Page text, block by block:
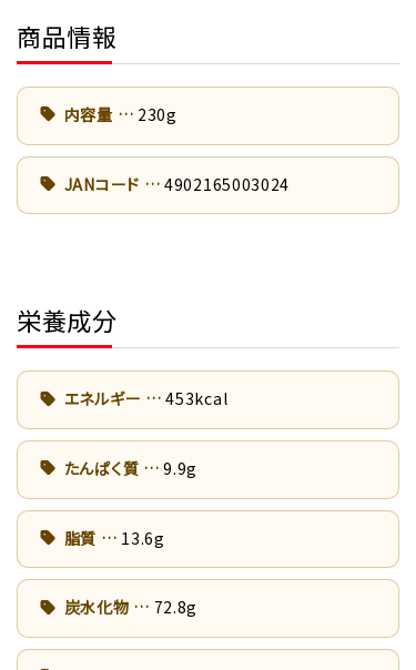
商品情報
内容量 230g
JANコード 4902165003024
栄養成分
エネルギー 453kcal
たんぱく質 9.9g
脂質 13.6g
炭水化物 72.8g